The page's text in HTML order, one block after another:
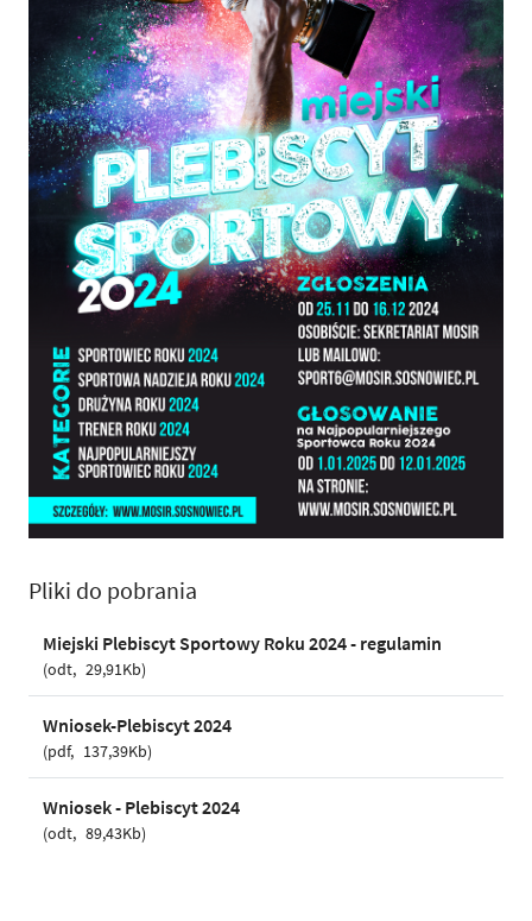
Pliki do pobrania
Miejski Plebiscyt Sportowy Roku 2024 - regulamin
odt 29,91Kb
Wniosek-Plebiscyt 2024
pdf 137,39Kb
Wniosek - Plebiscyt 2024
odt 89,43Kb